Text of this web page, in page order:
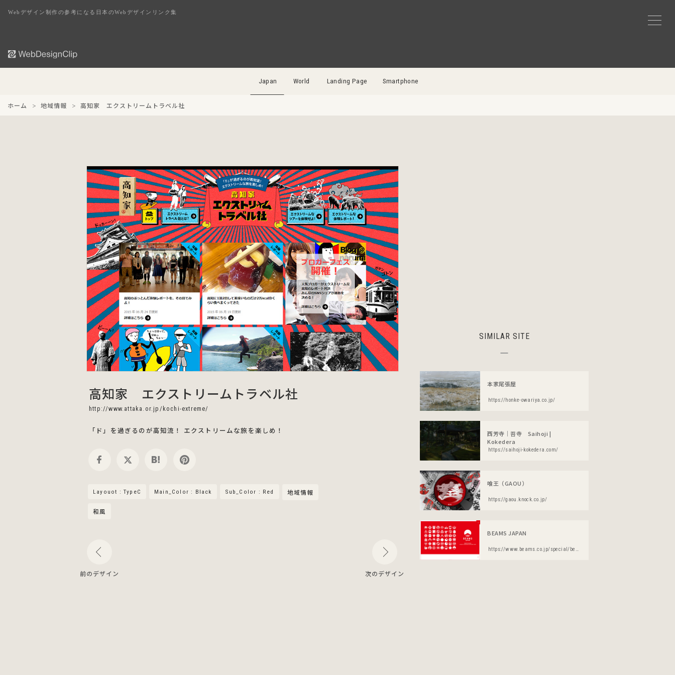
Webデザイン制作の参考になる日本のWebデザインリンク集
Japan World Landing Page Smartphone
ホーム 地域情報 高知家 エクストリームトラベル社
高知家 エクストリームトラベル社
http://www.attaka.or.jp/kochi-extreme/
「ド」を過ぎるのが高知流！ エクストリームな旅を楽しめ！
Layouot : TypeC Main_Color : Black Sub_Color : Red 地域情報
和風
SIMILAR SITE
本家尾張屋
https://honke-owariya.co.jp/
西芳寺｜苔寺 Saihoji |
Kokedera
https://saihoji-kokedera.com/
喰王（GAOU）
https://gaou.knock.co.jp/
BEAMS JAPAN
https://www.beams.co.jp/special/beams_japan/